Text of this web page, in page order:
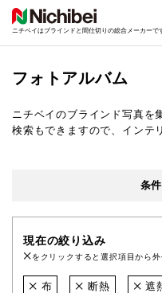
ニチベイはブラインドと間仕切りの総合メーカーで
フォトアルバム
ニチベイのブラインド写真を
検索もできますので、インテ
条
現在の絞り込み
をクリックすると選択項目から外
布 断熱 遮